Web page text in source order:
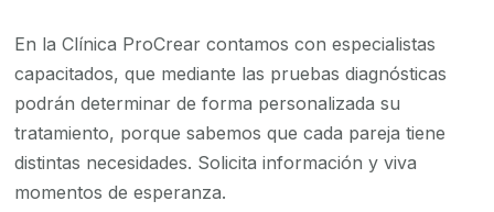
En la Clínica ProCrear contamos con especialistas
capacitados, que mediante las pruebas diagnósticas
podrán determinar de forma personalizada su
tratamiento, porque sabemos que cada pareja tiene
distintas necesidades. Solicita información y viva
momentos de esperanza.